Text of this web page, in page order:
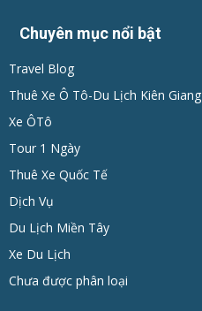
Chuyên mục nổi bật
Travel Blog
Thuê Xe Ô Tô-Du Lịch Kiên Giang
Xe ÔTô
Tour 1 Ngày
Thuê Xe Quốc Tế
Dịch Vụ
Du Lịch Miền Tây
Xe Du Lịch
Chưa được phân loại